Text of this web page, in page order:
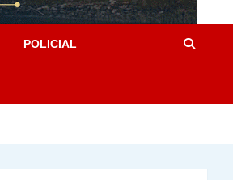
POLICIAL